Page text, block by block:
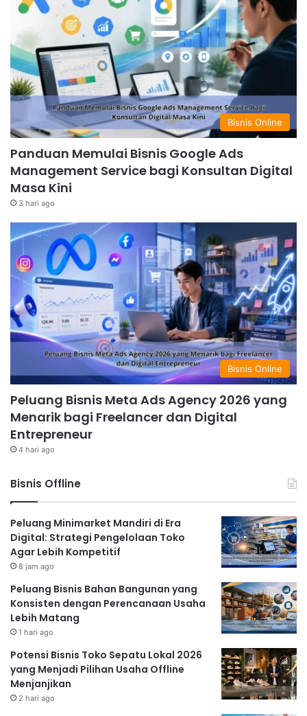
Bisnis Online
Panduan Memulai Bisnis Google Ads
Management Service bagi Konsultan Digital
Masa Kini
3 hari ago
Bisnis Online
Peluang Bisnis Meta Ads Agency 2026 yang
Menarik bagi Freelancer dan Digital
Entrepreneur
4 hari ago
Bisnis Offline
Peluang Minimarket Mandiri di Era
Digital: Strategi Pengelolaan Toko
Agar Lebih Kompetitif
8 jam ago
Peluang Bisnis Bahan Bangunan yang
Konsisten dengan Perencanaan Usaha
Lebih Matang
1 hari ago
Potensi Bisnis Toko Sepatu Lokal 2026
yang Menjadi Pilihan Usaha Offline
Menjanjikan
2 hari ago